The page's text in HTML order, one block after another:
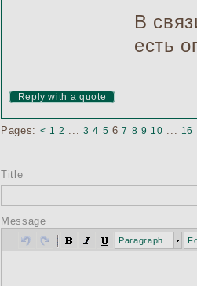
В
есть
Reply with a quote
Pages: < 1 2 ...3 4 5 6 7 8 9 10 ... 16
Title
Message
Paragraph